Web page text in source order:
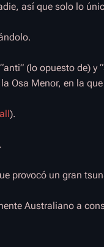
así que solo lo
(lo opuesto de)
Osa Menor, en la
).
provocó un gran
Australiano a